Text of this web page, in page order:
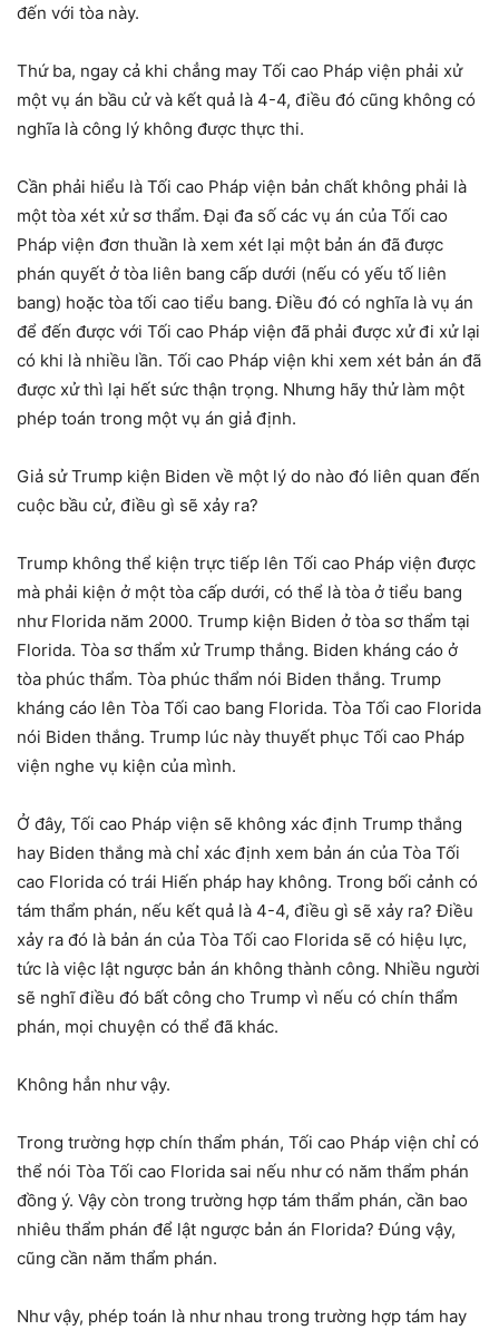
đến với tòa này.
Thứ ba, ngay cả khi chẳng may Tối cao Pháp viện phải xử
một vụ án bầu cử và kết quả là 4-4, điều đó cũng không có
nghĩa là công lý không được thực thi.
Cần phải hiểu là Tối cao Pháp viện bản chất không phải là
một tòa xét xử sơ thẩm. Đại đa số các vụ án của Tối cao
Pháp viện đơn thuần là xem xét lại một bản án đã được
phán quyết ở tòa liên bang cấp dưới (nếu có yếu tố liên
bang) hoặc tòa tối cao tiểu bang. Điều đó có nghĩa là vụ án
để đến được với Tối cao Pháp viện đã phải được xử đi xử lại
có khi là nhiều lần. Tối cao Pháp viện khi xem xét bản án đã
được xử thì lại hết sức thận trọng. Nhưng hãy thử làm một
phép toán trong một vụ án giả định.
Giả sử Trump kiện Biden về một lý do nào đó liên quan đến
cuộc bầu cử, điều gì sẽ xảy ra?
Trump không thể kiện trực tiếp lên Tối cao Pháp viện được
mà phải kiện ở một tòa cấp dưới, có thể là tòa ở tiểu bang
như Florida năm 2000. Trump kiện Biden ở tòa sơ thẩm tại
Florida. Tòa sơ thẩm xử Trump thắng. Biden kháng cáo ở
tòa phúc thẩm. Tòa phúc thẩm nói Biden thắng. Trump
kháng cáo lên Tòa Tối cao bang Florida. Tòa Tối cao Florida
nói Biden thắng. Trump lúc này thuyết phục Tối cao Pháp
viện nghe vụ kiện của mình.
Ở đây, Tối cao Pháp viện sẽ không xác định Trump thắng
hay Biden thắng mà chỉ xác định xem bản án của Tòa Tối
cao Florida có trái Hiến pháp hay không. Trong bối cảnh có
tám thẩm phán, nếu kết quả là 4-4, điều gì sẽ xảy ra? Điều
xảy ra đó là bản án của Tòa Tối cao Florida sẽ có hiệu lực,
tức là việc lật ngược bản án không thành công. Nhiều người
sẽ nghĩ điều đó bất công cho Trump vì nếu có chín thẩm
phán, mọi chuyện có thể đã khác.
Không hẳn như vậy.
Trong trường hợp chín thẩm phán, Tối cao Pháp viện chỉ có
thể nói Tòa Tối cao Florida sai nếu như có năm thẩm phán
đồng ý. Vậy còn trong trường hợp tám thẩm phán, cần bao
nhiêu thẩm phán để lật ngược bản án Florida? Đúng vậy,
cũng cần năm thẩm phán.
Như vậy, phép toán là như nhau trong trường hợp tám hay